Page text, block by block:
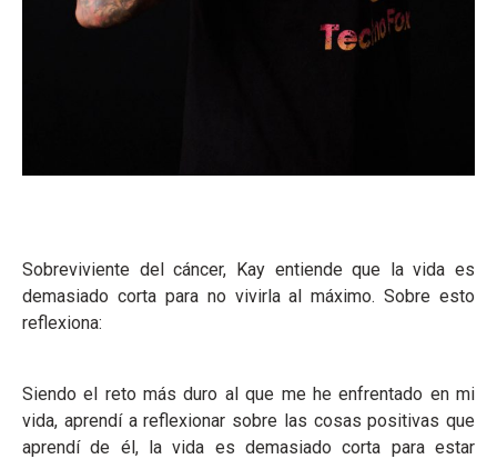
Sobreviviente del cáncer, Kay entiende que la vida es
demasiado corta para no vivirla al máximo. Sobre esto
reflexiona:
Siendo el reto más duro al que me he enfrentado en mi
vida, aprendí a reflexionar sobre las cosas positivas que
aprendí de él, la vida es demasiado corta para estar